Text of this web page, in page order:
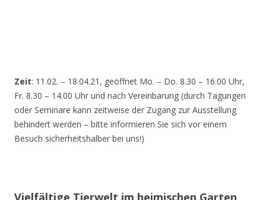
Zeit: 11.02. – 18.04.21, geöffnet Mo. – Do. 8.30 – 16.00 Uhr,
Fr. 8.30 – 14.00 Uhr und nach Vereinbarung (durch Tagungen
oder Seminare kann zeitweise der Zugang zur Ausstellung
behindert werden – bitte informieren Sie sich vor einem
Besuch sicherheitshalber bei uns!)
Vielfältige Tierwelt im heimischen Garten